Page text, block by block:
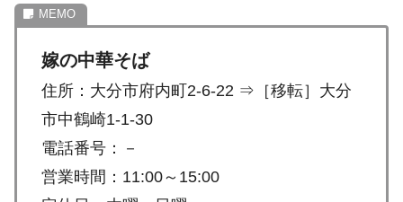
嫁の中華そば
住所：大分市府内町2-6-22 ⇒［移転］大分
市中鶴崎1-1-30
電話番号：－
営業時間：11:00～15:00